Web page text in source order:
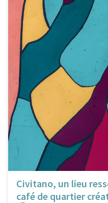
Civitano, un lieu
café de quartier